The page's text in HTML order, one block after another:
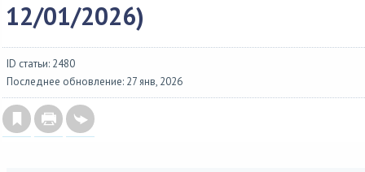
12/01/2026)
ID статьи: 2480
Последнее обновление: 27 янв, 2026